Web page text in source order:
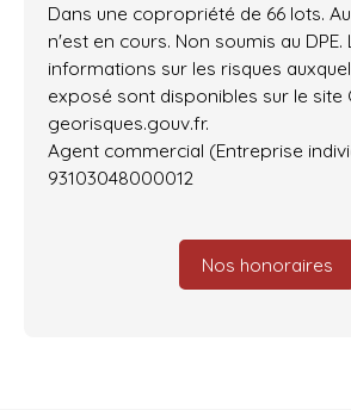
Dans une copropriété de 66 lots.
n'est en cours. Non soumis au DPE.
informations sur les risques
exposé sont disponibles sur le site
georisques.gouv.fr.
Agent commercial (Entreprise
93103048000012
Nos honoraires